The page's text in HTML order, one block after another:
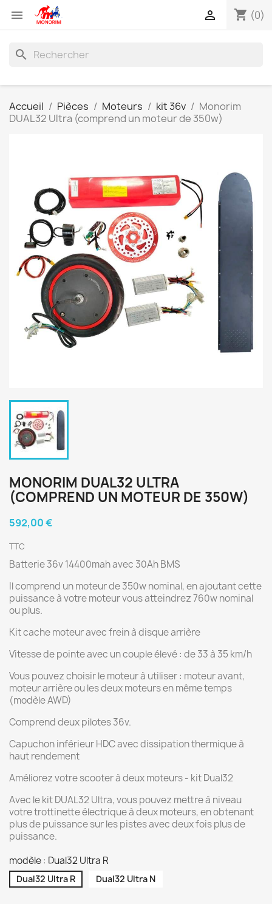
 shopping_cart (0)

search
Accueil Pièces Moteurs kit 36v
Monorim
DUAL32 Ultra (comprend un moteur de 350w)
MONORIM DUAL32 ULTRA
(COMPREND UN MOTEUR DE 350W)
592,00 €
TTC
Batterie 36v 14400mah avec 30Ah BMS
Il comprend un moteur de 350w nominal, en ajoutant cette
puissance à votre moteur vous atteindrez 760w nominal
ou plus.
Kit cache moteur avec frein à disque arrière
Vitesse de pointe avec un couple élevé : de 33 à 35 km/h
Vous pouvez choisir le moteur à utiliser : moteur avant,
moteur arrière ou les deux moteurs en même temps
(modèle AWD)
Comprend deux pilotes 36v.
Capuchon inférieur HDC avec dissipation thermique à
haut rendement
Améliorez votre scooter à deux moteurs - kit Dual32
Avec le kit DUAL32 Ultra, vous pouvez mettre à niveau
votre trottinette électrique à deux moteurs, en obtenant
plus de puissance sur les pistes avec deux fois plus de
puissance.
modèle : Dual32 Ultra R
Dual32 Ultra R Dual32 Ultra N